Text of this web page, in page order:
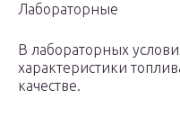
Лабораторные
В лабораторных
характеристики
качестве.